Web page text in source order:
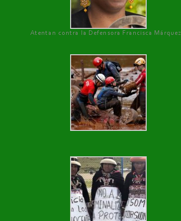
Atentan contra la Defensora Francisca Márquez